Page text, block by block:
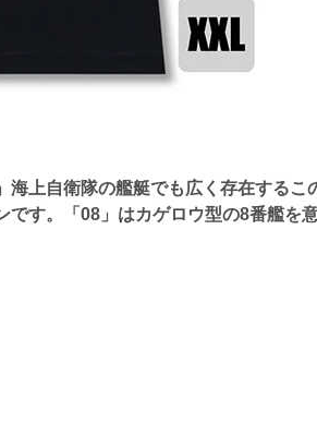
上自衛隊の艦艇でも広く存在するこ
す。「08」はカゲロウ型の8番艦を